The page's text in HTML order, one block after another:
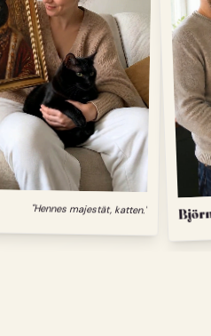
"Hennes majestät, katten."